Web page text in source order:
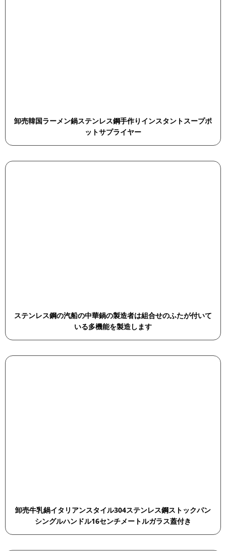
卸売韓国ラーメン鍋ステンレス鋼手作りインスタントスープポ
ットサプライヤー
ステンレス鋼の汽船の中華鍋の製造者は組合せのふたが付いて
いる多機能を製造します
卸売牛乳鍋イタリアンスタイル304ステンレス鋼ストックパン
シングルハンドル16センチメートルガラス蓋付き